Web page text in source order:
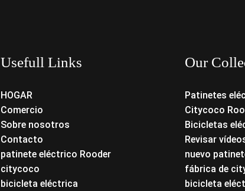
Usefull Links
HOGAR
Comercio
Sobre nosotros
Contacto
patinete eléctrico Rooder
citycoco
bicicleta eléctrica
Our
Patinetes
Citycoco
Bicicletas
Revisar
nuevo
fábrica de
bicicleta